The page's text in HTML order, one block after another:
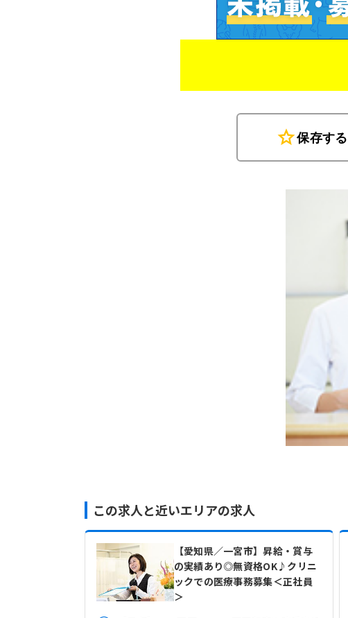
star保存する
この求人と近いエリアの求人
【愛知県／一宮市】昇給・賞与
の実績あり◎無資格OK♪クリニ
ックでの医療事務募集＜正社員
＞